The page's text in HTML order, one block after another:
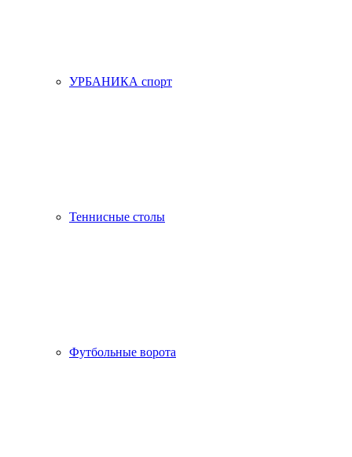
УРБАНИКА спорт
Теннисные столы
Футбольные ворота